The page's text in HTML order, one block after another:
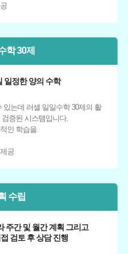
학 30제
일정한 양의 수학
는데 러셀 일일수학 30제의 활
증된 시스템입니다.
인 학습을
공
수립
주간 및 월간 계획 그리고
검토 후 상담 진행